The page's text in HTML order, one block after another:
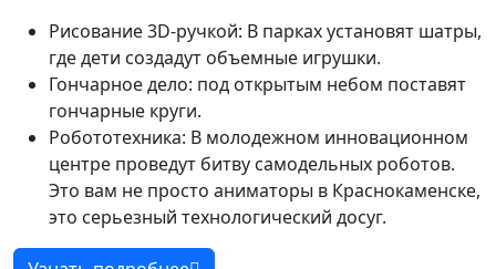
Рисование 3D-ручкой: В парках установят шатры,
где дети создадут объемные игрушки.
Гончарное дело: под открытым небом поставят
гончарные круги.
Робототехника: В молодежном инновационном
центре проведут битву самодельных роботов.
Это вам не просто аниматоры в Краснокаменске,
это серьезный технологический досуг.